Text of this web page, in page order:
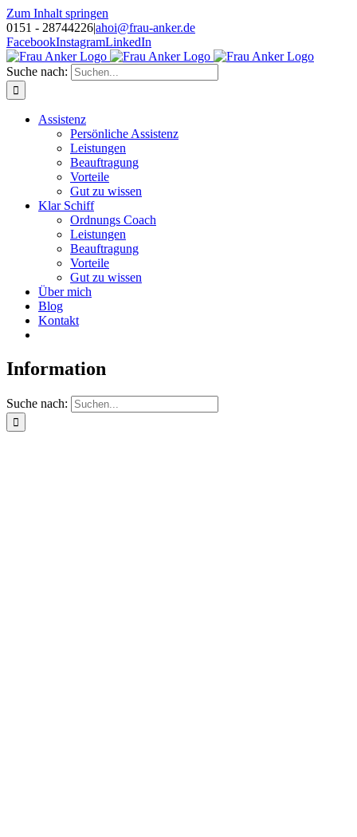
Zum Inhalt springen
0151 - 28744226|ahoi@frau-anker.de
FacebookInstagramLinkedIn
Suche nach:
Assistenz
Persönliche Assistenz
Leistungen
Beauftragung
Vorteile
Gut zu wissen
Klar Schiff
Ordnungs Coach
Leistungen
Beauftragung
Vorteile
Gut zu wissen
Über mich
Blog
Kontakt
Information
Suche nach: